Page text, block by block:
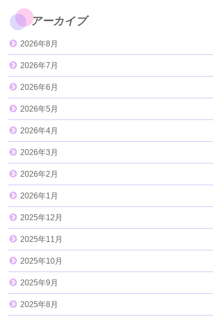
アーカイブ
2026年8月
2026年7月
2026年6月
2026年5月
2026年4月
2026年3月
2026年2月
2026年1月
2025年12月
2025年11月
2025年10月
2025年9月
2025年8月